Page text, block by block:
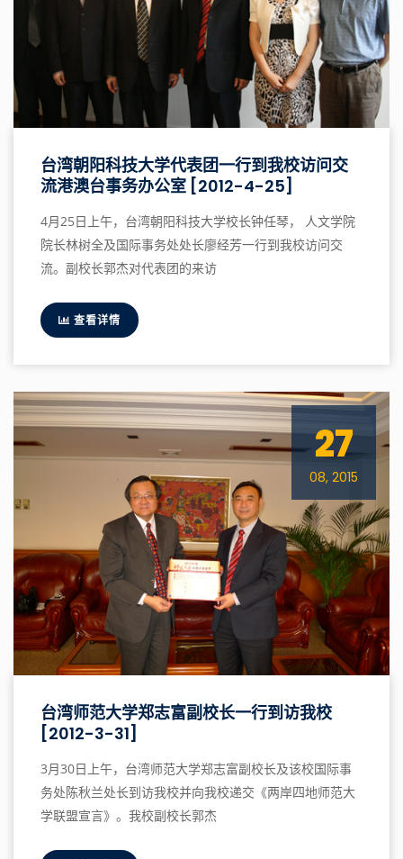
台湾朝阳科技大学代表团一行到我校访问交
流港澳台事务办公室 [2012-4-25]
4月25日上午，台湾朝阳科技大学校长钟任琴， 人文学院
院长林树全及国际事务处处长廖经芳一行到我校访问交
流。副校长郭杰对代表团的来访
查看详情
27
08, 2015
台湾师范大学郑志富副校长一行到访我校
[2012-3-31]
3月30日上午，台湾师范大学郑志富副校长及该校国际事
务处陈秋兰处长到访我校并向我校递交《两岸四地师范大
学联盟宣言》。我校副校长郭杰